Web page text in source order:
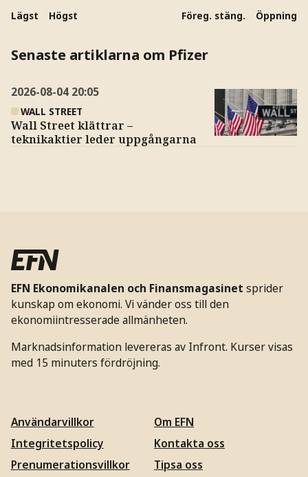
Lägst Högst Föreg. stäng. Öppning
Senaste artiklarna om Pfizer
2026-08-04 20:05
WALL STREET
Wall Street klättrar –
teknikaktier leder uppgångarna
EFN Ekonomikanalen och Finansmagasinet sprider
kunskap om ekonomi. Vi vänder oss till den
ekonomiintresserade allmänheten.
Marknadsinformation levereras av Infront. Kurser visas
med 15 minuters fördröjning.
Användarvillkor
Integritetspolicy
Prenumerationsvillkor
Om EFN
Kontakta oss
Tipsa oss